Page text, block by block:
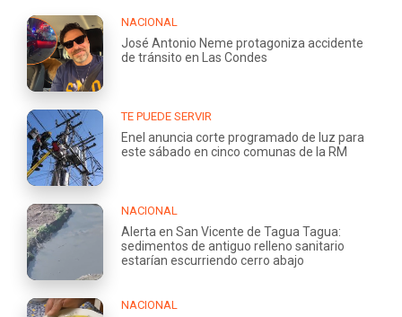
NACIONAL
José Antonio Neme protagoniza accidente
de tránsito en Las Condes
TE PUEDE SERVIR
Enel anuncia corte programado de luz para
este sábado en cinco comunas de la RM
NACIONAL
Alerta en San Vicente de Tagua Tagua:
sedimentos de antiguo relleno sanitario
estarían escurriendo cerro abajo
NACIONAL